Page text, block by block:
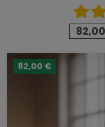
82,00 €